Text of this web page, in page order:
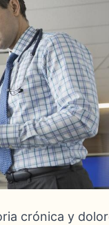
crónica y